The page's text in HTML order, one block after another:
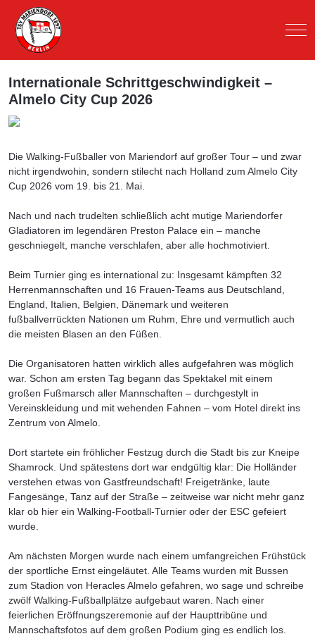
Internationale Schrittgeschwindigkeit –
Almelo City Cup 2026
Die Walking-Fußballer von Mariendorf auf großer Tour – und zwar
nicht irgendwohin, sondern stilecht nach Holland zum Almelo City
Cup 2026 vom 19. bis 21. Mai.
Nach und nach trudelten schließlich acht mutige Mariendorfer
Gladiatoren im legendären Preston Palace ein – manche
geschniegelt, manche verschlafen, aber alle hochmotiviert.
Beim Turnier ging es international zu: Insgesamt kämpften 32
Herrenmannschaften und 16 Frauen-Teams aus Deutschland,
England, Italien, Belgien, Dänemark und weiteren
fußballverrückten Nationen um Ruhm, Ehre und vermutlich auch
die meisten Blasen an den Füßen.
Die Organisatoren hatten wirklich alles aufgefahren was möglich
war. Schon am ersten Tag begann das Spektakel mit einem
großen Fußmarsch aller Mannschaften – durchgestylt in
Vereinskleidung und mit wehenden Fahnen – vom Hotel direkt ins
Zentrum von Almelo.
Dort startete ein fröhlicher Festzug durch die Stadt bis zur Kneipe
Shamrock. Und spätestens dort war endgültig klar: Die Holländer
verstehen etwas von Gastfreundschaft! Freigetränke, laute
Fangesänge, Tanz auf der Straße – zeitweise war nicht mehr ganz
klar ob hier ein Walking-Football-Turnier oder der ESC gefeiert
wurde.
Am nächsten Morgen wurde nach einem umfangreichen Frühstück
der sportliche Ernst eingeläutet. Alle Teams wurden mit Bussen
zum Stadion von Heracles Almelo gefahren, wo sage und schreibe
zwölf Walking-Fußballplätze aufgebaut waren. Nach einer
feierlichen Eröffnungszeremonie auf der Haupttribüne und
Mannschaftsfotos auf dem großen Podium ging es endlich los.